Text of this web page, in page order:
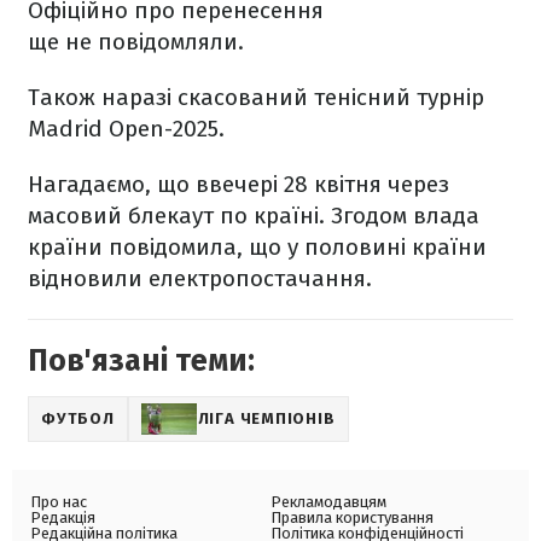
Офіційно про перенесення
ще не повідомляли.
Також наразі скасований тенісний турнір
Madrid Open-2025.
Нагадаємо, що ввечері 28 квітня через
масовий блекаут по країні. Згодом влада
країни повідомила, що у половині країни
відновили електропостачання.
Пов'язані теми:
ФУТБОЛ ЛІГА ЧЕМПІОНІВ
Про нас
Редакція
Редакційна політика
Рекламодавцям
Правила користування
Політика конфіденційності